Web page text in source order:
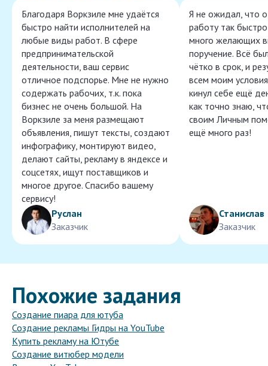
Благодаря Воркзиле мне удаётся
быстро найти исполнителей на
любые виды работ. В сфере
предпринимательской
деятельности, ваш сервис
отличное подспорье. Мне не нужно
содержать рабочих, т.к. пока
бизнес не очень большой. На
Воркзиле за меня размещают
объявления, пишут тексты, создают
инфографику, монтируют видео,
делают сайты, рекламу в яндексе и
соцсетях, ищут поставщиков и
многое другое. Спасибо вашему
сервису!
Руслан
Заказчик
Я не ожидал, что
работу так
много желающих
поручение. Всё
чётко в срок, и
всем моим
кинул себе ещё
как точно знаю,
своим Личным
ещё много раз!
Станислав
Заказчик
Похожие задания
Создание пиара для ютуба
Создание рекламы Гидры на YouTube
Купить рекламу на Ютубе
Создание витюбер модели